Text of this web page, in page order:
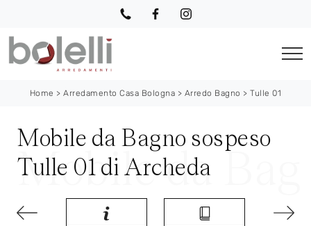
Home >Arredamento Casa Bologna > Arredo Bagno >Tulle 01
Mobile da Bagno sospeso
Tulle 01 di Archeda